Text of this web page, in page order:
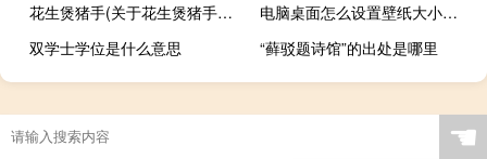
花生煲猪手(关于花生煲猪手简述)
电脑桌面怎么设置壁纸大小（电脑桌面怎么设置壁纸）
双学士学位是什么意思
“藓驳题诗馆”的出处是哪里
☚